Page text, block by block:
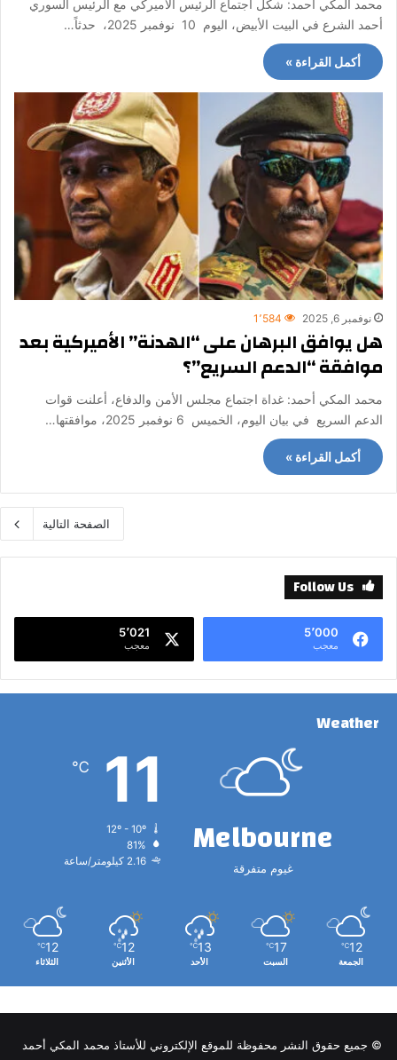
محمد المكي أحمد: شكّل اجتماع الرئيس الأميركي مع الرئيس السوري
أحمد الشرع في البيت الأبيض، اليوم 10 نوفمبر 2025، حدثاً…
أكمل القراءة »
نوفمبر 6, 2025 1٬584
هل يوافق البرهان على “الهدنة” الأميركية بعد
موافقة “الدعم السريع”؟
محمد المكي أحمد: غداة اجتماع مجلس الأمن والدفاع، أعلنت قوات
الدعم السريع في بيان اليوم، الخميس 6 نوفمبر 2025، موافقتها…
أكمل القراءة »
الصفحة التالية
Follow Us
5٬000
معجب
5٬021
معجب
Weather
Melbourne
غيوم متفرقة
11
℃
81%
2.16 كيلومتر/ساعة
12
℃
الجمعة
17
℃
السبت
13
℃
الأحد
12
℃
الأثنين
12
℃
الثلاثاء
© جميع حقوق النشر محفوظة للموقع الإلكتروني للأستاذ محمد المكي أحمد